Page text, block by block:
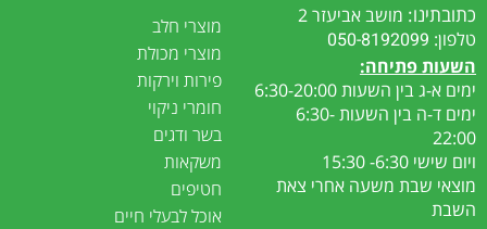
כתובתינו: מושב אביעזר 2
טלפון: 050-8192099
השעות פתיחה:
ימים א-ג בין השעות 6:30-20:00
ימים ד-ה בין השעות 6:30-
22:00
ויום שישי 6:30- 15:30
מוצאי שבת משעה אחרי צאת
השבת
מוצרי חלב
מוצרי מכולת
פירות וירקות
חומרי ניקוי
בשר ודגים
משקאות
חטיפים
אוכל לבעלי חיים